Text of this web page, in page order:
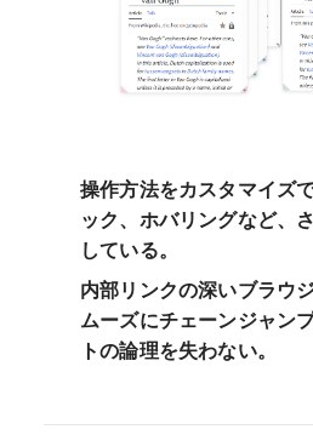
操作方法をカスタマイズ
ック、ホバリングなど、
している。
内部リンクの深いブラウ
ムーズにチェーンジャン
トの論理を失わない。